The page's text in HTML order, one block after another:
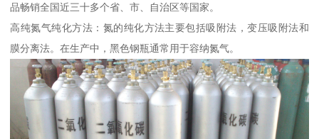
品畅销全国近三十多个省、市、自治区等国家。
高纯氮气纯化方法：氮的纯化方法主要包括吸附法，变压吸附法和
膜分离法。在生产中，黑色钢瓶通常用于容纳氮气。